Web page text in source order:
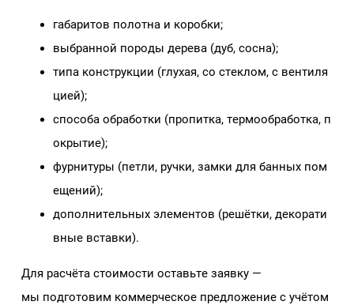
габаритов полотна и коробки;
выбранной породы дерева (дуб, сосна);
типа конструкции (глухая, со стеклом, с вентиля
цией);
способа обработки (пропитка, термообработка, п
окрытие);
фурнитуры (петли, ручки, замки для банных пом
ещений);
дополнительных элементов (решётки, декорати
вные вставки).
Для расчёта стоимости оставьте заявку —
мы подготовим коммерческое предложение с учётом